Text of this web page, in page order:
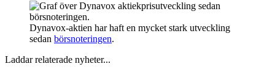
Dynavox-aktien har haft en mycket stark utveckling
sedan börsnoteringen.
Laddar relaterade nyheter...